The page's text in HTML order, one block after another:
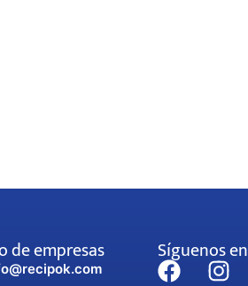
de empresas Síguenos en